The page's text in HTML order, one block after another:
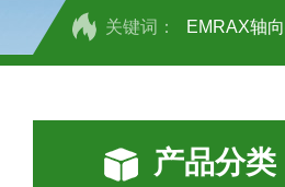
关键词： EMRAX轴
OEMER三
产品分类